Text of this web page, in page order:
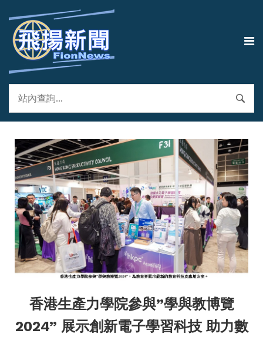
香港生產力學院參與”學與教博覽
2024” 展示創新電子學習科技 助力數